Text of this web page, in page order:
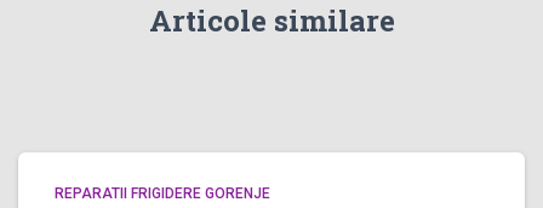
Articole similare
REPARATII FRIGIDERE GORENJE